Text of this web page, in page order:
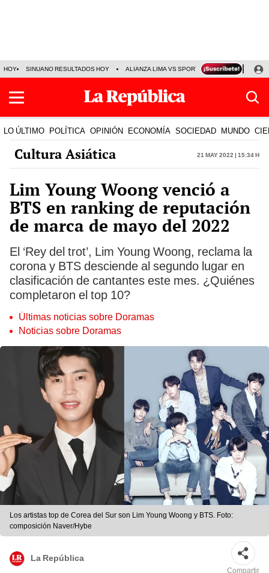
HOY SINUANO RESULTADOS HOY ALIANZA LIMA VS SPORT BOYS JORGE
LO ÚLTIMO POLÍTICA OPINIÓN ECONOMÍA SOCIEDAD MUNDO
Cultura Asiática 21 May 2022 | 15:34 h
Lim Young Woong venció a
BTS en ranking de reputación
de marca de mayo del 2022
El ‘Rey del trot’, Lim Young Woong, reclama la
corona y BTS desciende al segundo lugar en
clasificación de cantantes este mes. ¿Quiénes
completaron el top 10?
Últimas noticias sobre Doramas
Noticias sobre Doramas
Los artistas top de Corea del Sur son Lim Young Woong y BTS. Foto:
composición Naver/Hybe
La República
Compartir